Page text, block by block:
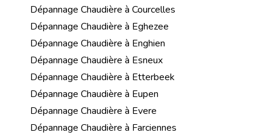
Dépannage Chaudière à Courcelles
Dépannage Chaudière à Eghezee
Dépannage Chaudière à Enghien
Dépannage Chaudière à Esneux
Dépannage Chaudière à Etterbeek
Dépannage Chaudière à Eupen
Dépannage Chaudière à Evere
Dépannage Chaudière à Farciennes